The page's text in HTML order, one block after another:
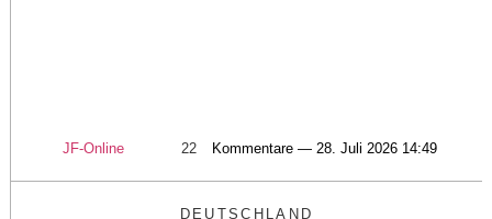
JF-Online 22 Kommentare — 28. Juli 2026 14:49
DEUTSCHLAND